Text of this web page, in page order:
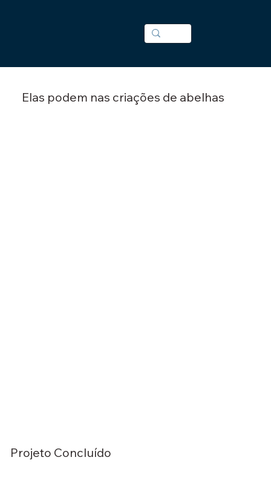
Elas podem nas criações de abelhas
Projeto Concluído